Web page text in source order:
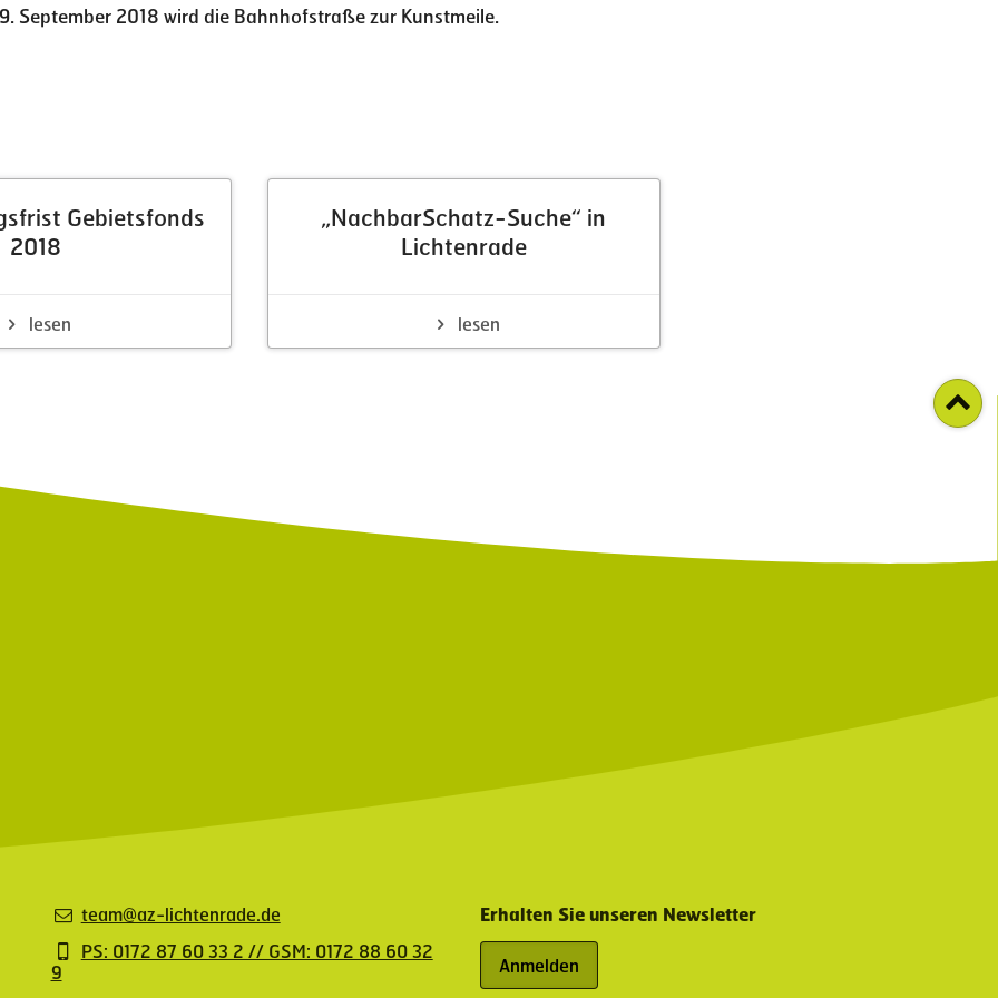
September 2018 wird die Bahnhofstraße zur Kunstmeile.
Gebietsfonds
2018
lesen
„NachbarSchatz-Suche“ in
Lichtenrade
lesen
team@az-lichtenrade.de
PS: 0172 87 60 33 2 // GSM: 0172 88 60 32
9
Erhalten Sie unseren Newsletter